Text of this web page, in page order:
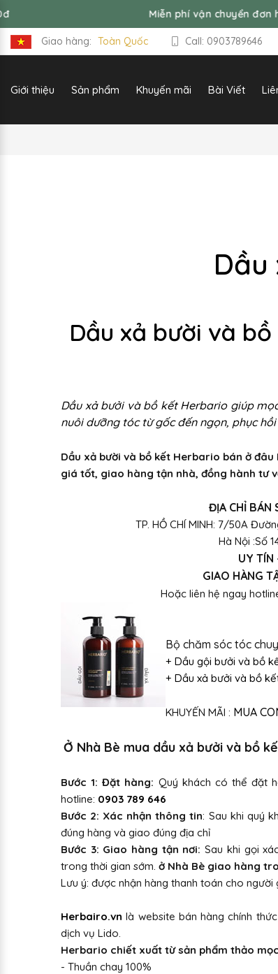
Miễn phí vận chuyển đơn hàng từ
Giao hàng: Toàn Quốc Call: 0903789646
Giới thiệu Sản phẩm Khuyến mãi Bài Viết
Dầu
Dầu xả bười và
Dầu xả bưởi và bồ kết Herbario giúp
nuôi dưỡng tóc từ gốc đến ngọn, phục
Dầu xả bười và bồ kết Herbario bán ở
giá tốt, giao hàng tận nhà, đồng hành tư
ĐỊA CHỈ BÁN
TP. HỒ CHÍ MINH: 7/50A
Hà Nội :Số
UY TÍN
GIAO HÀNG
Hoặc liên hệ ngay
Bộ chăm sóc tóc
+ Dầu gội bưởi và bồ
+ Dầu xả bưởi và bồ
KHUYẾN MÃI : MUA
Ở Nhà Bè mua dầu xả bưởi và bồ
Bước 1: Đặt hàng: Quý khách có thể đặt
hotline: 0903 789 646
Bước 2: Xác nhận thông tin: Sau khi quý
đúng hàng và giao đúng địa chỉ
Bước 3: Giao hàng tận nơi:Sau khi gọi
trong thời gian sớm. ở Nhà Bè giao hàng
Lưu ý: được nhận hàng thanh toán cho người
Herbairo.vn là website bán hàng chính
dịch vụ Lido.
Herbario chiết xuất từ sản phẩm thảo
- Thuần chay 100%